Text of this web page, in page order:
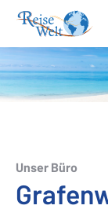
Unser Büro